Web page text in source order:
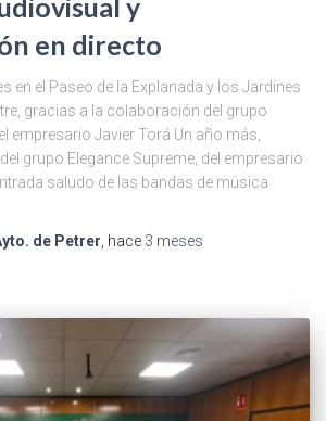
en directo
en el Paseo de la Explanada y los Jardines
gracias a la colaboración del grupo
empresario Javier Torá Un año más,
grupo Elegance Supreme, del empresario
saludo de las bandas de música
de Petrer , hace 3 meses